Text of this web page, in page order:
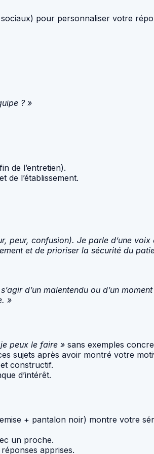
pour personnaliser votre
? »
de l’entretien).
de l’établissement.
peur, confusion). Je parle d’une
et de prioriser la sécurité du
d’un malentendu ou d’un
»
peux le faire » sans exemples
sujets après avoir montré votre
constructif.
d’intérêt.
+ pantalon noir) montre votre
un proche.
apprises.